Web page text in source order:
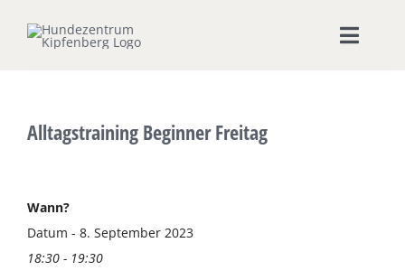
Inhalt
Toggle
Seminare & Workshops
Unsere Shops
Alltagstraining Beginner Freitag
Wann?
Datum - 8. September 2023
18:30 - 19:30